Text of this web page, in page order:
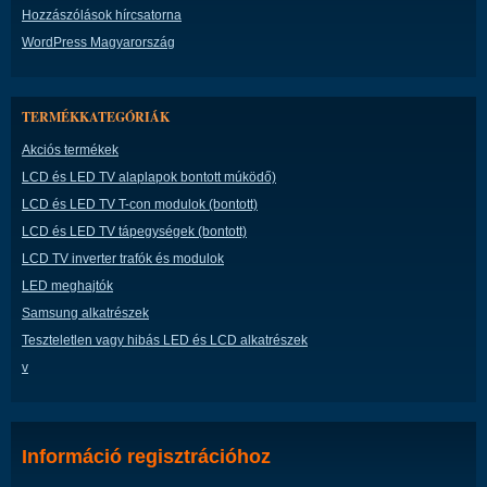
Hozzászólások hírcsatorna
WordPress Magyarország
TERMÉKKATEGÓRIÁK
Akciós termékek
LCD és LED TV alaplapok bontott múködő)
LCD és LED TV T-con modulok (bontott)
LCD és LED TV tápegységek (bontott)
LCD TV inverter trafók és modulok
LED meghajtók
Samsung alkatrészek
Teszteletlen vagy hibás LED és LCD alkatrészek
v
Információ regisztrációhoz